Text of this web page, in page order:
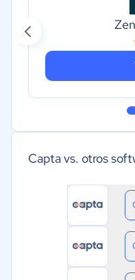
Capta vs. otros